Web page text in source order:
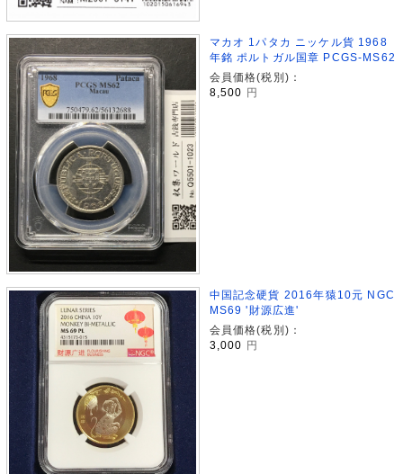
マカオ 1パタカ ニッケル貨 1968
年銘 ポルトガル国章 PCGS-MS62
会員価格(税別)：
8,500
円
中国記念硬貨 2016年猿10元 NGC
MS69 '財源広進'
会員価格(税別)：
3,000
円